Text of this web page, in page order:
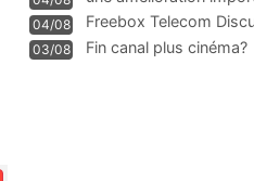
WIFI
04/08
Freebox Telecom
Communi
03/08 Fin canal plus cinéma?